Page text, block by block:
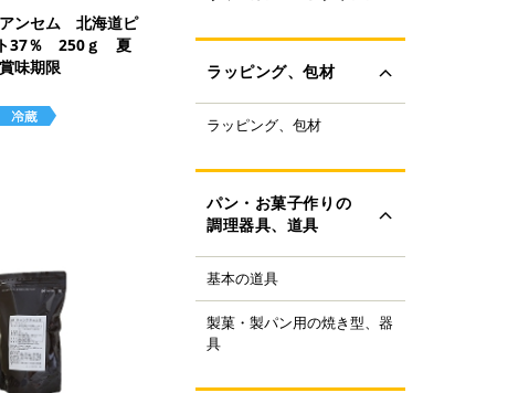
ンセム 北海道ピ
ト37％ 250ｇ 夏
味期限
オーガニック
グルテンフリー
アルミフリー
すべて見る
ラッピング、包材
ラッピング、包材
ケーキ箱
保存用品
キャンドル、ろうそく
リボン、タイ、タグ
シール
ピック、プレート
パン・お菓子作りの
調理器具、道具
基本の道具
調理器具
絞り袋・口金
衛生用品
すべて見る
製菓・製パン用の焼き型、器
具
パンの焼き型
パンの器具
お菓子の焼き型